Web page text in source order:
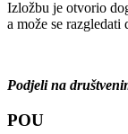
Izložbu je otvorio
a može se
Podjeli na
POU